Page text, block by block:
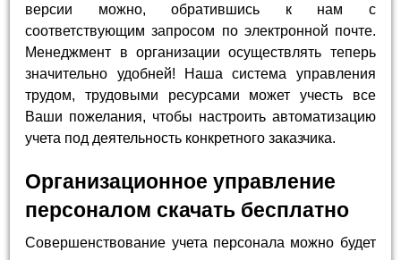
версии можно, обратившись к нам с
соответствующим запросом по электронной почте.
Менеджмент в организации осуществлять теперь
значительно удобней! Наша система управления
трудом, трудовыми ресурсами может учесть все
Ваши пожелания, чтобы настроить автоматизацию
учета под деятельность конкретного заказчика.
Организационное управление
персоналом скачать бесплатно
Совершенствование учета персонала можно будет